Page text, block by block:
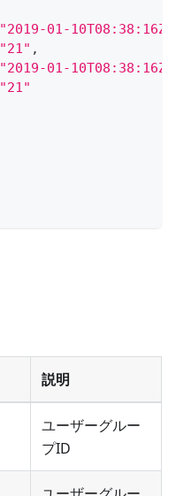
"2019-01-10T08:38:16Z"
"21" ,
"2019-01-10T08:38:16Z"
"21"
説明
ユーザーグルー
プID